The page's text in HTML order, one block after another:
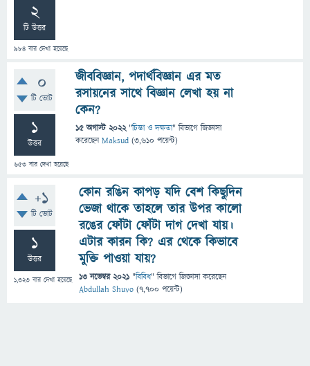
2
টি উত্তর
984 বার দেখা হয়েছে
0
টি ভোট
1
উত্তর
653 বার দেখা হয়েছে
জীববিজ্ঞান, পদার্থবিজ্ঞান এর মত
রসায়নের সাথে বিজ্ঞান লেখা হয় না
কেন?
15 অগাস্ট 2022 "চিন্তা ও দক্ষতা" বিভাগে জিজ্ঞাসা
করেছেনMaksud (3,610 পয়েন্ট)
+1
টি ভোট
1
উত্তর
1,323 বার দেখা হয়েছে
কোন রঙিন কাপড় যদি বেশ কিছুদিন
ভেজা থাকে তাহলে তার উপর কালো
রঙের ফোঁটা ফোঁটা দাগ দেখা যায়।
এটার কারন কি? এর থেকে কিভাবে
মুক্তি পাওয়া যায়?
13 নভেম্বর 2021 "বিবিধ" বিভাগে জিজ্ঞাসাকরেছেন
Abdullah Shuvo (7,700 পয়েন্ট)